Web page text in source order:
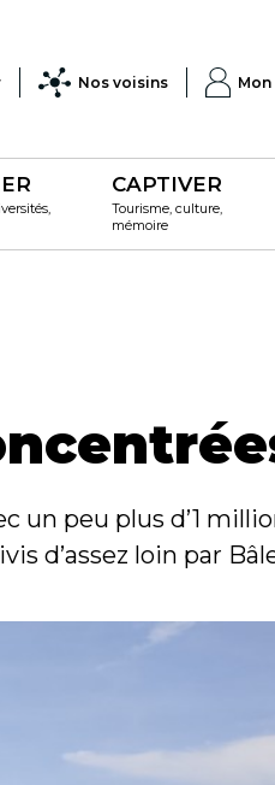
Nos voisins
CAPTIVER
Tourisme, culture,
mémoire
un peu plus d’1
d’assez loin par